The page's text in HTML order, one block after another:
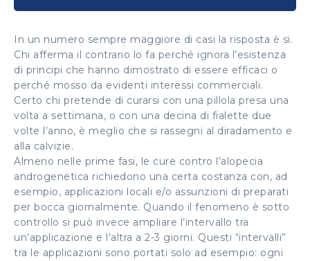
In un numero sempre maggiore di casi la risposta è si.
Chi afferma il contrario lo fa perché ignora l’esistenza
di principi che hanno dimostrato di essere efficaci o
perché mosso da evidenti interessi commerciali.
Certo chi pretende di curarsi con una pillola presa una
volta a settimana, o con una decina di fialette due
volte l’anno, è meglio che si rassegni al diradamento e
alla calvizie.
Almeno nelle prime fasi, le cure contro l’alopecia
androgenetica richiedono una certa costanza con, ad
esempio, applicazioni locali e/o assunzioni di preparati
per bocca giornalmente. Quando il fenomeno è sotto
controllo si può invece ampliare l’intervallo tra
un’applicazione e l’altra a 2-3 giorni. Questi “intervalli”
tra le applicazioni sono portati solo ad esempio: ogni